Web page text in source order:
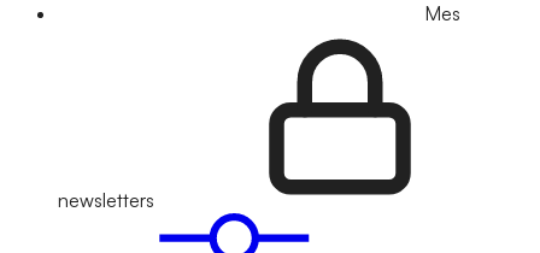
Mes
newsletters